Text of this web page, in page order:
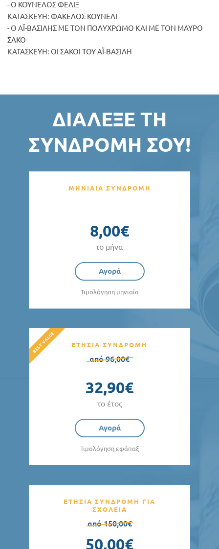
- Ο ΚΟΥΝΕΛΟΣ ΦΕΛΙΞ
ΚΑΤΑΣΚΕΥΗ: ΦΑΚΕΛΟΣ ΚΟΥΝΕΛΙ
- Ο ΑΪ-ΒΑΣΙΛΗΣ ΜΕ ΤΟΝ ΠΟΛΥΧΡΩΜΟ ΚΑΙ ΜΕ ΤΟΝ ΜΑΥΡΟ
ΣΑΚΟ
ΚΑΤΑΣΚΕΥΗ: ΟΙ ΣΑΚΟΙ ΤΟΥ ΑΪ-ΒΑΣΙΛΗ
ΔΙΆΛΕΞΕ ΤΗ
ΣΥΝΔΡΟΜΉ ΣΟΥ!
ΜΗΝΙΑΙΑ ΣΥΝΔΡΟΜΗ
8,00€
το μήνα
Αγορά
Τιμολόγηση μηνιαία
ΕΤΗΣΙΑ ΣΥΝΔΡΟΜΗ
από 96,00€
32,90€
το έτος
Αγορά
Τιμολόγηση εφάπαξ
ΕΤΗΣΙΑ ΣΥΝΔΡΟΜΗ ΓΙΑ
ΣΧΟΛΕΙΑ
από 150,00€
50,00€